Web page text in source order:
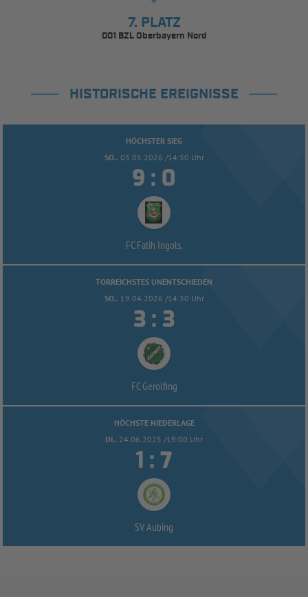
7. PLATZ
001 BZL Oberbayern Nord
HISTORISCHE EREIGNISSE
HÖCHSTER SIEG
SO.. 03.05.2026 /14:30 Uhr
 : 
FC Fatih Ingols.
TORREICHSTES UNENTSCHIEDEN
SO.. 19.04.2026 /14:30 Uhr
 : 
FC Gerolfing
HÖCHSTE NIEDERLAGE
DI.. 24.06.2025 /19:00 Uhr
 : 
SV Aubing